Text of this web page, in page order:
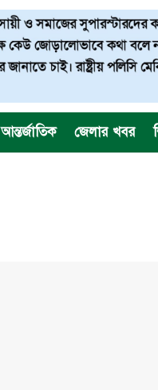
আন্তর্জাতিক জেলার খবর